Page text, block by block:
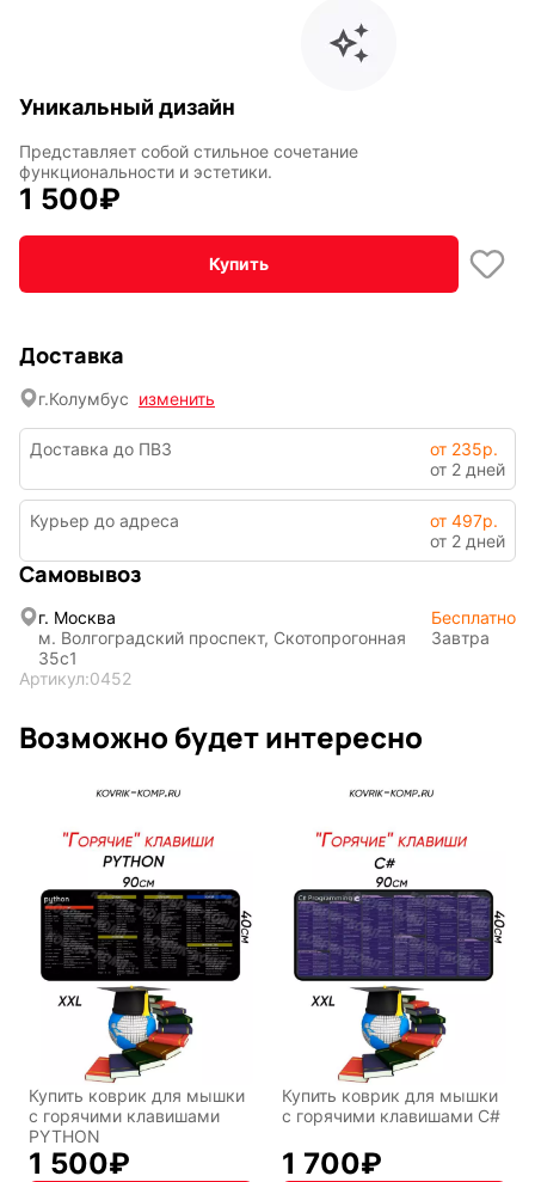
Уникальный дизайн
Представляет собой стильное сочетание
функциональности и эстетики.
1 500₽
Купить
Доставка
г.Колумбус изменить
Доставка до ПВЗ
от 235р.
от 2 дней
Курьер до адреса
от 497р.
от 2 дней
Самовывоз
г. Москва
м. Волгоградский проспект, Скотопрогонная
35с1
Бесплатно
Завтра
Артикул:0452
Возможно будет интересно
Купить коврик для мышки
с горячими клавишами
PYTHON
1 500₽
Купить коврик для мышки
с горячими клавишами C#
1 700₽
игр
СССР
Фентези
Мистика Дарк NET
Подарочная
упаковка
Текущий: